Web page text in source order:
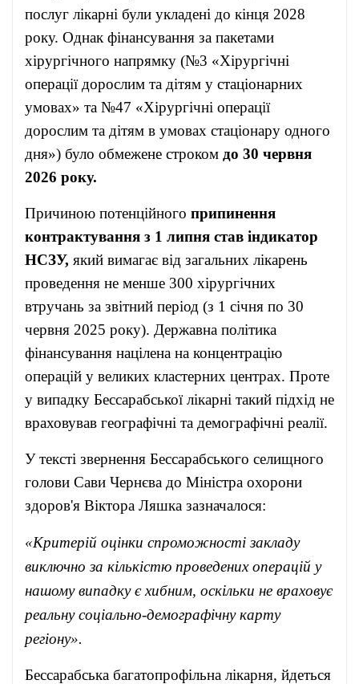
послуг лікарні були укладені до кінця 2028
року. Однак фінансування за пакетами
хірургічного напрямку (№3 «Хірургічні
операції дорослим та дітям у стаціонарних
умовах» та №47 «Хірургічні операції
дорослим та дітям в умовах стаціонару одного
дня») було обмежене строком до 30 червня
2026 року.
Причиною потенційного припинення
контрактування з 1 липня став індикатор
НСЗУ, який вимагає від загальних лікарень
проведення не менше 300 хірургічних
втручань за звітний період (з 1 січня по 30
червня 2025 року). Державна політика
фінансування націлена на концентрацію
операцій у великих кластерних центрах. Проте
у випадку Бессарабської лікарні такий підхід не
враховував географічні та демографічні реалії.
У тексті звернення Бессарабського селищного
голови Сави Чернєва до Міністра охорони
здоров'я Віктора Ляшка зазначалося:
«Критерій оцінки спроможності закладу
виключно за кількістю проведених операцій у
нашому випадку є хибним, оскільки не враховує
реальну соціально-демографічну карту
регіону».
Бессарабська багатопрофільна лікарня, йдеться